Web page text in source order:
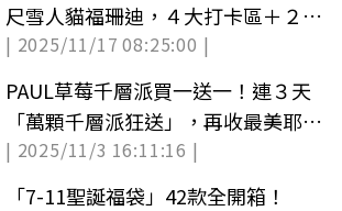
尺雪人貓福珊迪，４大打卡區＋２大
體驗區
| 2025/11/17 08:25:00 |
PAUL草莓千層派買一送一！連３天
「萬顆千層派狂送」，再收最美耶誕
倒數月曆盒
| 2025/11/3 16:11:16 |
「7-11聖誕福袋」42款全開箱！